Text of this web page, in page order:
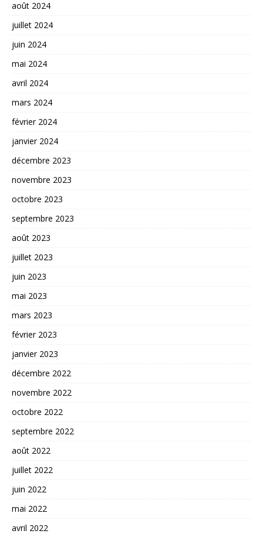
août 2024
juillet 2024
juin 2024
mai 2024
avril 2024
mars 2024
février 2024
janvier 2024
décembre 2023
novembre 2023
octobre 2023
septembre 2023
août 2023
juillet 2023
juin 2023
mai 2023
mars 2023
février 2023
janvier 2023
décembre 2022
novembre 2022
octobre 2022
septembre 2022
août 2022
juillet 2022
juin 2022
mai 2022
avril 2022